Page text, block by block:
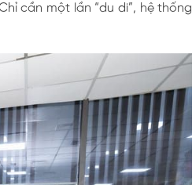
cần một lần “du di”, hệ thống